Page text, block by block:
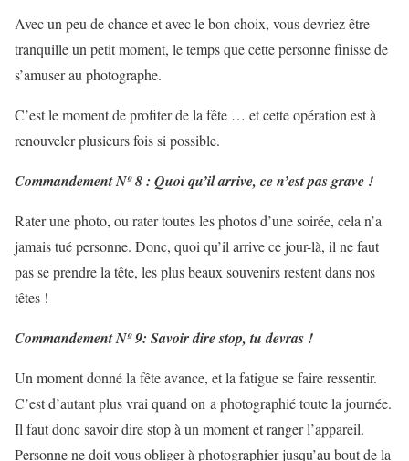
Avec un peu de chance et avec le bon choix, vous devriez être
tranquille un petit moment, le temps que cette personne finisse de
s’amuser au photographe.
C’est le moment de profiter de la fête … et cette opération est à
renouveler plusieurs fois si possible.
Commandement Nº 8 : Quoi qu’il arrive, ce n’est pas grave !
Rater une photo, ou rater toutes les photos d’une soirée, cela n’a
jamais tué personne. Donc, quoi qu’il arrive ce jour-là, il ne faut
pas se prendre la tête, les plus beaux souvenirs restent dans nos
têtes !
Commandement Nº 9: Savoir dire stop, tu devras !
Un moment donné la fête avance, et la fatigue se faire ressentir.
C’est d’autant plus vrai quand on a photographié toute la journée.
Il faut donc savoir dire stop à un moment et ranger l’appareil.
Personne ne doit vous obliger à photographier jusqu’au bout de la